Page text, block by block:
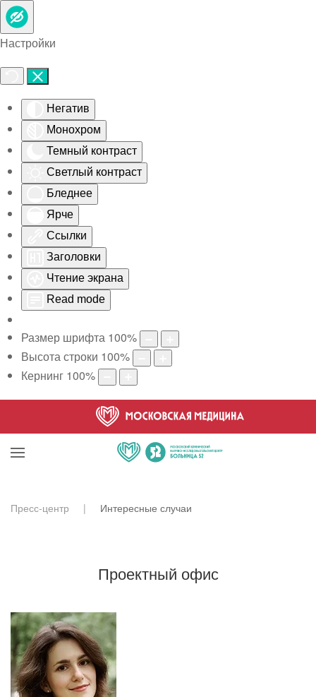
Настройки
Негатив
Монохром
Темный контраст
Светлый контраст
Бледнее
Ярче
Ссылки
Заголовки
Чтение экрана
Read mode
Размер шрифта 100%
Высота строки 100%
Кернинг 100%
Skip to main content
Пресс-центр Интересные случаи
Проектный офис